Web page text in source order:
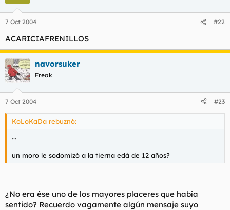
7 Oct 2004 #22
ACARICIAFRENILLOS
navorsuker
Freak
7 Oct 2004 #23
KoLoKaDa rebuznó:
...
un moro le sodomizó a la tierna edá de 12 años?
¿No era ése uno de los mayores placeres que había
sentido? Recuerdo vagamente algún mensaje suyo